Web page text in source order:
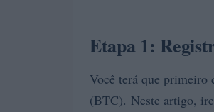
Etapa 1:
Você terá que primeiro
(BTC). Neste artigo,